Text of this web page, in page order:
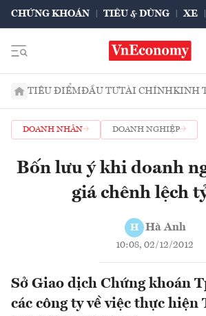
CHỨNG KHOÁN TIÊU & DÙNG XE
TIÊU ĐIỂMĐẦU TƯTÀI CHÍNHKINH
DOANH NHÂN DOANH NGHIỆP
Bốn lưu ý khi doanh
giá chênh lệch
H Hà Anh
10:08, 02/12/2012
Sở Giao dịch Chứng khoán
các công ty về việc thực hiện